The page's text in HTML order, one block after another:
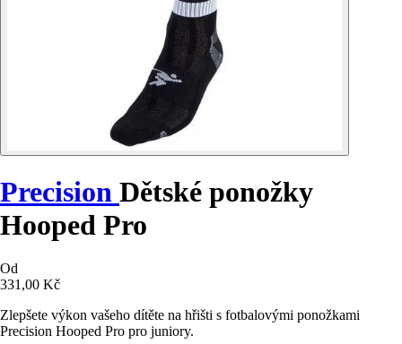
Precision Dětské ponožky
Hooped Pro
Od
331,00 Kč
Zlepšete výkon vašeho dítěte na hřišti s fotbalovými ponožkami
Precision Hooped Pro pro juniory.